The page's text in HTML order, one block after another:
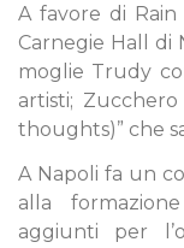
A favore di
Carnegie Hall di
moglie Trudy
artisti;
thoughts)” che
A Napoli fa un
alla
aggiunti per